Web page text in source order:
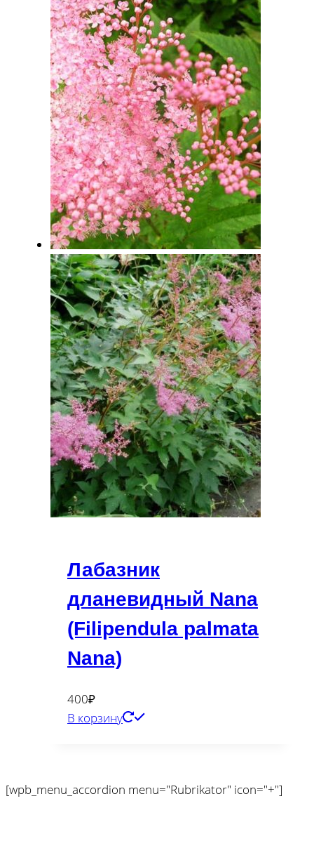
Лабазник
дланевидный Nana
(Filipendula palmata
Nana)
400₽
В корзину
[wpb_menu_accordion menu="Rubrikator" icon="+"]